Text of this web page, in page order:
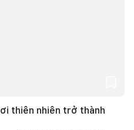
thiên nhiên trở thành